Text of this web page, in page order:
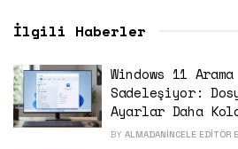
İlgili Haberler
Windows 11
Sadeleşiyor:
Ayarlar Daha
BY ALMADANINCELE EDITÖR